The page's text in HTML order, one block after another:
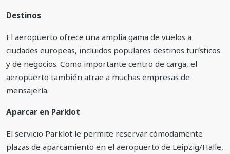
Destinos
El aeropuerto ofrece una amplia gama de vuelos a
ciudades europeas, incluidos populares destinos turísticos
y de negocios. Como importante centro de carga, el
aeropuerto también atrae a muchas empresas de
mensajería.
Aparcar en Parklot
El servicio Parklot le permite reservar cómodamente
plazas de aparcamiento en el aeropuerto de Leipzig/Halle,